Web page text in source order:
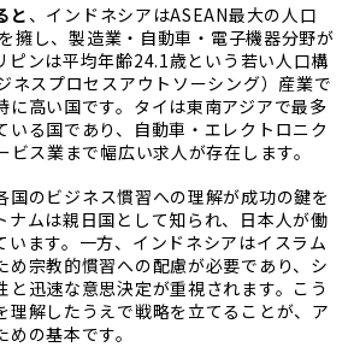
と 、インドネシアはASEAN最大の人口
擁し、製造業・自動車・電子機器分野が
ピンは平均年齢24.1歳という若い人口構
ネスプロセスアウトソーシング）産業で
に高い国です。タイは東南アジアで最多
いる国であり、自動車・エレクトロニク
ス業まで幅広い求人が存在します。
国のビジネス慣習への理解が成功の鍵を
ナムは親日国として知られ、日本人が働
います。一方、インドネシアはイスラム
め宗教的慣習への配慮が必要であり、シ
と迅速な意思決定が重視されます。こう
理解したうえで戦略を立てることが、ア
の基本です。